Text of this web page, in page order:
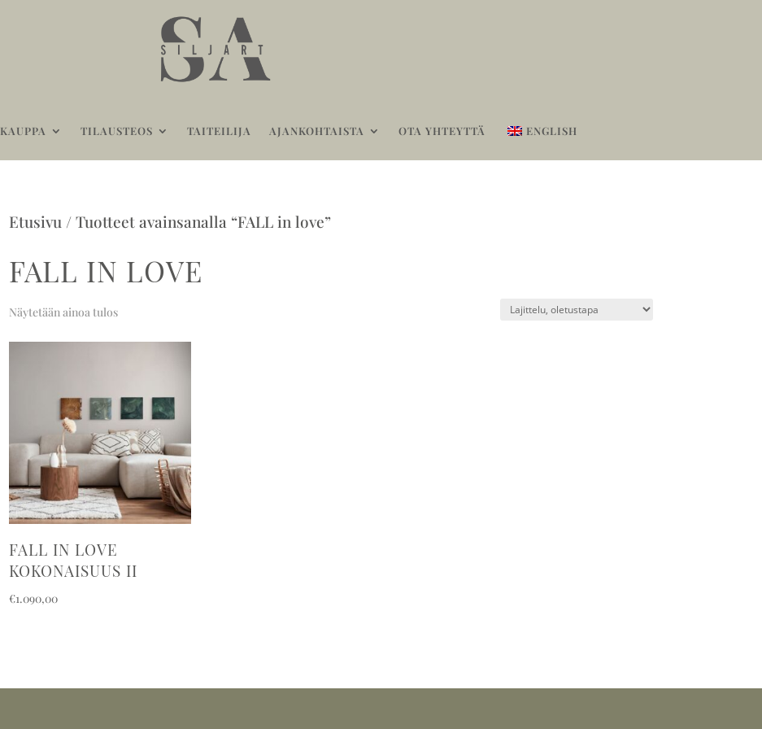
KAUPPA TILAUSTEOS TAITEILIJA AJANKOHTAISTA OTA YHTEYTTÄ ENGLISH
Etusivu / Tuotteet avainsanalla “FALL in love”
FALL IN LOVE
Näytetään ainoa tulos
FALL IN LOVE
KOKONAISUUS II
€1.090,00